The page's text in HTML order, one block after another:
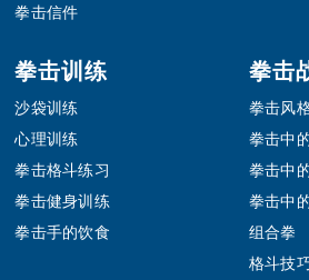
拳击信件
拳击训练
沙袋训练
心理训练
拳击格斗练习
拳击健身训练
拳击手的饮食
拳击
拳击风
拳击中
拳击中
拳击中
组合拳
格斗技